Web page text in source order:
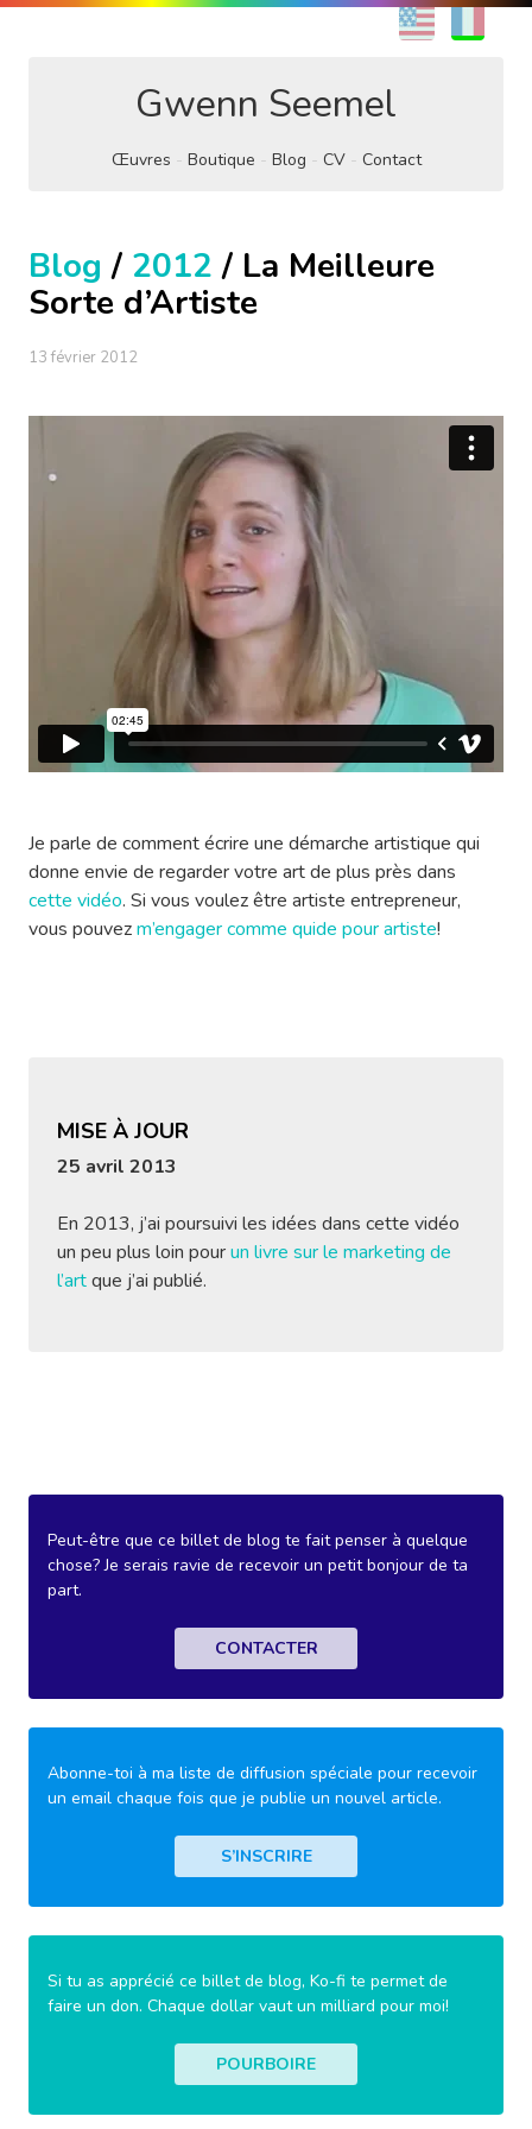
EN
Gwenn Seemel
Œuvres Boutique Blog CV Contact
Blog / 2012 / La Meilleure
Sorte d’Artiste
13 février 2012
Je parle de comment écrire une démarche artistique qui
donne envie de regarder votre art de plus près dans
cette vidéo. Si vous voulez être artiste entrepreneur,
vous pouvezm’engager comme quide pour artiste!
MISE À JOUR
25 avril 2013
En 2013, j’ai poursuivi les idées dans cette vidéo
un peu plus loin pourun livre sur le marketing de
l’artque j’ai publié.
Peut-être que ce billet de blog te fait penser à quelque
chose? Je serais ravie de recevoir un petit bonjour de ta
part.
CONTACTER
Abonne-toi à ma liste de diffusion spéciale pour recevoir
un email chaque fois que je publie un nouvel article.
S’INSCRIRE
Si tu as apprécié ce billet de blog, Ko-fi te permet de
faire un don. Chaque dollar vaut un milliard pour moi!
POURBOIRE